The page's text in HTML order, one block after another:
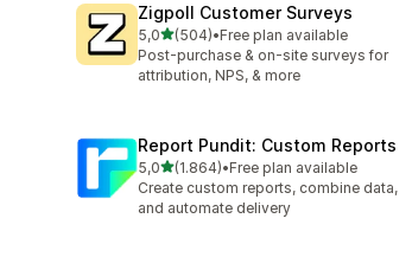
Zigpoll Customer Surveys
5,0de 5 estrelas
(504)
504 total de avaliações
•Free plan available
Post-purchase & on-site surveys for
attribution, NPS, & more
Report Pundit: Custom Reports
5,0de 5 estrelas
(1.864)
1864 total de avaliações
•Free plan available
Create custom reports, combine data,
and automate delivery